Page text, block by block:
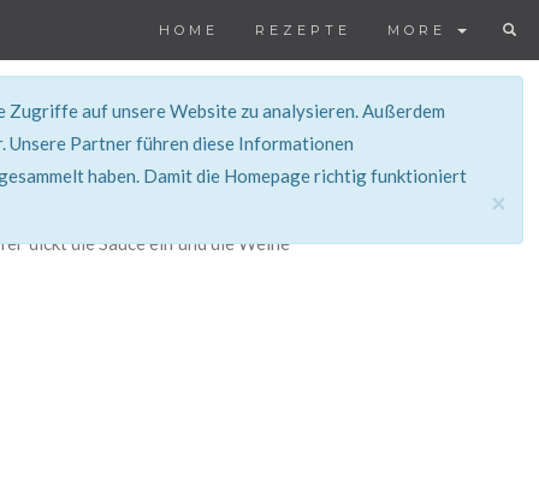
HOME REZEPTE MORE
Zugriffe auf unsere Website zu analysieren. Außerdem
Unsere Partner führen diese Informationen
haben. Damit die Homepage richtig funktioniert
×
dickt die Sauce ein und die Weine